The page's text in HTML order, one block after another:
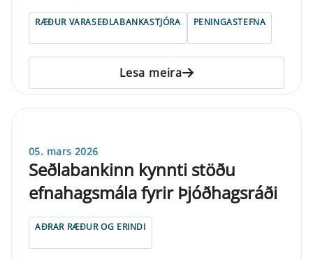
RÆÐUR VARASEÐLABANKASTJÓRA PENINGASTEFNA
Lesa meira
05. mars 2026
Seðlabankinn kynnti stöðu
efnahagsmála fyrir Þjóðhagsráði
AÐRAR RÆÐUR OG ERINDI